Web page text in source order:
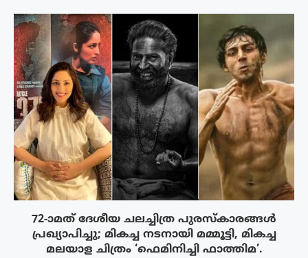
72-ാമത് ദേശീയ ചലച്ചിത്ര പുരസ്‌കാരങ്ങള്‍
പ്രഖ്യാപിച്ചു; മികച്ച നടനായി മമ്മൂട്ടി, മികച്ച
മലയാള ചിത്രം ‘ഫെമിനിച്ചി ഫാത്തിമ’.